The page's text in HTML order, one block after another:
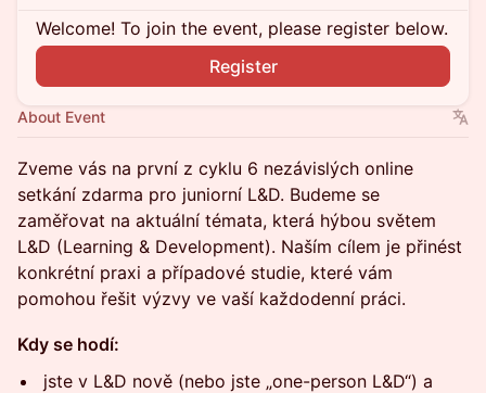
Welcome! To join the event, please register below.
Register
About Event
Zveme vás na první z cyklu 6 nezávislých online
setkání zdarma pro juniorní L&D. Budeme se
zaměřovat na aktuální témata, která hýbou světem
L&D (Learning & Development). Naším cílem je přinést
konkrétní praxi a případové studie, které vám
pomohou řešit výzvy ve vaší každodenní práci.
Kdy se hodí:
jste v L&D nově (nebo jste „one-person L&D“) a